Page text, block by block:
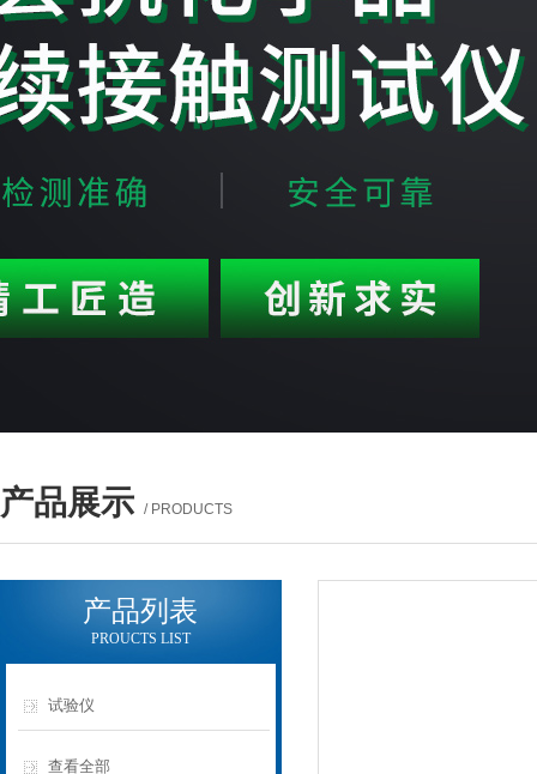
产品展示 / PRODUCTS
产品列表
PROUCTS LIST
试验仪
查看全部